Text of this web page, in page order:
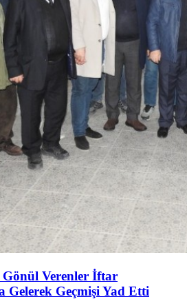
Gönül Verenler İftar
Gelerek Geçmişi Yad Etti